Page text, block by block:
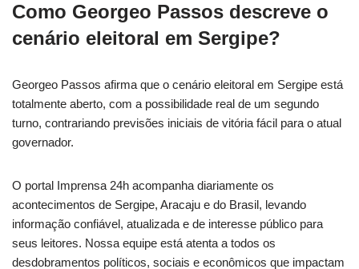
Como Georgeo Passos descreve o
cenário eleitoral em Sergipe?
Georgeo Passos afirma que o cenário eleitoral em Sergipe está
totalmente aberto, com a possibilidade real de um segundo
turno, contrariando previsões iniciais de vitória fácil para o atual
governador.
O portal Imprensa 24h acompanha diariamente os
acontecimentos de Sergipe, Aracaju e do Brasil, levando
informação confiável, atualizada e de interesse público para
seus leitores. Nossa equipe está atenta a todos os
desdobramentos políticos, sociais e econômicos que impactam